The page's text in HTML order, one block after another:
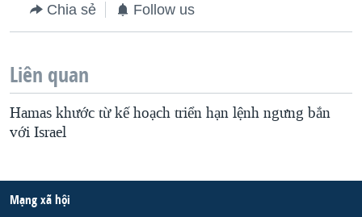
Chia sẻ Follow us
Liên quan
Hamas khước từ kế hoạch triển hạn lệnh ngưng bắn
với Israel
Mạng xã hội